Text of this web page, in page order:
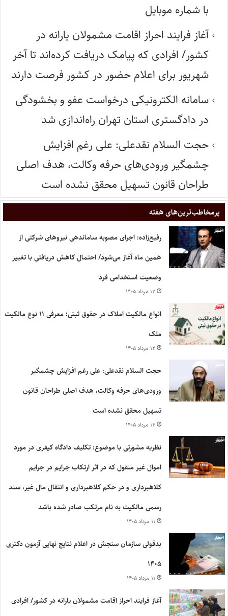
با شماره موبایل
آغاز فرایند احراز اقامت مشمولان یارانه در
کشور/ افرادی که پیامک دریافت کرده‌اند تا آخر
شهریور برای اعلام حضور در کشور فرصت دارند
سامانه الکترونیکی درخواست عفو و بخشودگی
در دادگستری استان تهران راه‌اندازی شد
حجت السلام نقدعلی: علی رغم افزایش
چشمگیر ورودی‌های حرفه وکالت، هدف اصلی
طراحان قانون تسهیل محقق نشده است
پر‌مخاطب‌ترین‌های هفته
رفیع‌زاده: اجرای مصوبه ساماندهی نیروهای شرکتی از
همین ماه آغاز می‌شود/ احتمال کاهش دریافتی با تغییر
وضعیت استخدامی فرد
۱۲ مرداد ۱۴۰۵
انواع مالکیت املاک در حقوق ثبتی؛ معرفی ۱۱ نوع مالکیت
ملک
۱۲ مرداد ۱۴۰۵
حجت السلام نقدعلی: علی رغم افزایش چشمگیر
ورودی‌های حرفه وکالت، هدف اصلی طراحان قانون
تسهیل محقق نشده است
۱۴ مرداد ۱۴۰۵
نظریه مشورتی با موضوع: تکلیف دادگاه کیفری در مورد
اموال غیر منقول که در اثر ارتکاب جرایم در جرایم
کلاهبرداری و در حکم کلاهبرداری و انتقال مال غیر، سند
رسمی مالکیت به نام مرتکب صادر شده باشد
۱۱ مرداد ۱۴۰۵
بدقولی سازمان سنجش در اعلام نتایج نهایی آزمون دکتری
۱۴۰۵
۱۱ مرداد ۱۴۰۵
آغاز فرایند احراز اقامت مشمولان یارانه در کشور/ افرادی